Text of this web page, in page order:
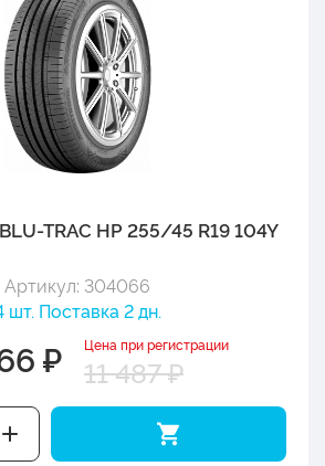
TRAC HP 255/45 R19 104Y
Артикул: 304066
шт. Поставка 2 дн.
₽ Цена при регистрации
11 487 ₽